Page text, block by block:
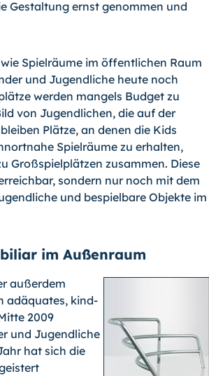
Gestaltung ernst genommen und
Spielräume im öffentlichen Raum
und Jugendliche heute noch
werden mangels Budget zu
von Jugendlichen, die auf der
Plätze, an denen die Kids
Spielräume zu erhalten,
Großspielplätzen zusammen. Diese
sondern nur noch mit dem
und bespielbare Objekte im
im Außenraum
außerdem
adäquates, kind-
2009
und Jugendliche
hat sich die